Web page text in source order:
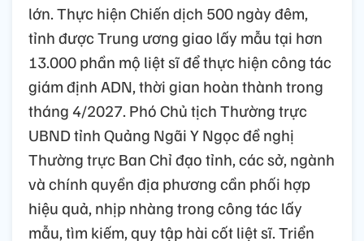
lớn. Thực hiện Chiến dịch 500 ngày đêm,
tỉnh được Trung ương giao lấy mẫu tại hơn
13.000 phần mộ liệt sĩ để thực hiện công tác
giám định ADN, thời gian hoàn thành trong
tháng 4/2027. Phó Chủ tịch Thường trực
UBND tỉnh Quảng Ngãi Y Ngọc đề nghị
Thường trực Ban Chỉ đạo tỉnh, các sở, ngành
và chính quyền địa phương cần phối hợp
hiệu quả, nhịp nhàng trong công tác lấy
mẫu, tìm kiếm, quy tập hài cốt liệt sĩ. Triển